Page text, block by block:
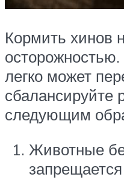
Кормить хинов
легко может
сбалансируйте
следующим
Животные